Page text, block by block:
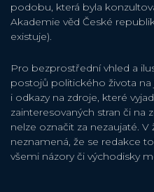
podobu, která byla
Akademie věd České
existuje).
Pro bezprostřední vhled a
postojů politického života na
i odkazy na zdroje, které
zainteresovaných stran či na
nelze označit za nezaujaté.
neznamená, že se redakce
všemi názory či východisky